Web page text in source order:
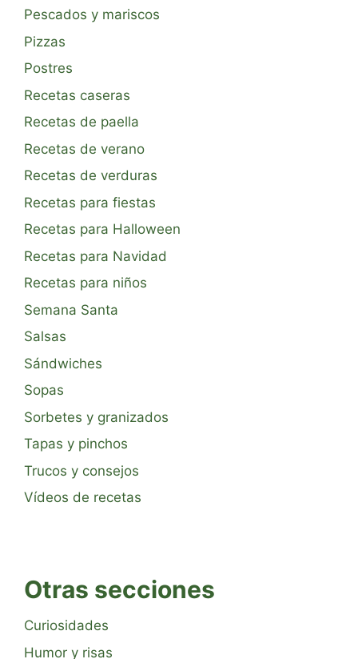
Pescados y mariscos
Pizzas
Postres
Recetas caseras
Recetas de paella
Recetas de verano
Recetas de verduras
Recetas para fiestas
Recetas para Halloween
Recetas para Navidad
Recetas para niños
Semana Santa
Salsas
Sándwiches
Sopas
Sorbetes y granizados
Tapas y pinchos
Trucos y consejos
Vídeos de recetas
Otras secciones
Curiosidades
Humor y risas